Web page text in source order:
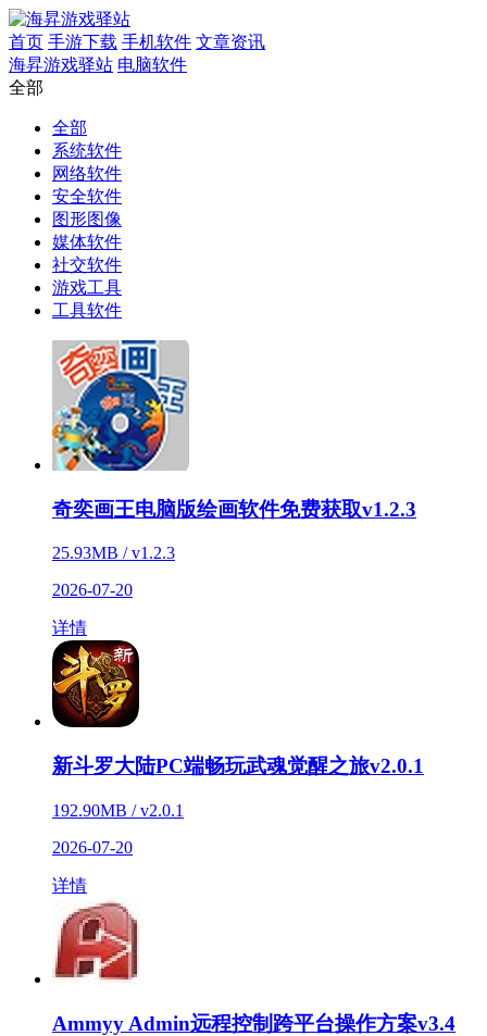
首页 手游下载 手机软件 文章资讯
海昇游戏驿站 电脑软件
全部
全部
系统软件
网络软件
安全软件
图形图像
媒体软件
社交软件
游戏工具
工具软件
奇奕画王电脑版绘画软件免费获取v1.2.3
25.93MB / v1.2.3
2026-07-20
详情
新斗罗大陆PC端畅玩武魂觉醒之旅v2.0.1
192.90MB / v2.0.1
2026-07-20
详情
Ammyy Admin远程控制跨平台操作方案v3.4